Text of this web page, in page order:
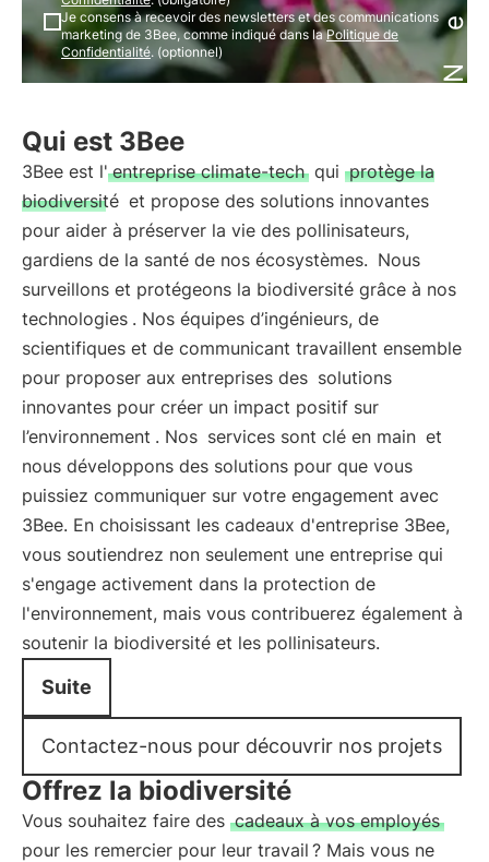
Je consens à recevoir des newsletters et des communications
marketing de 3Bee, comme indiqué dans laPolitique de
Confidentialité. (optionnel)
Qui est 3Bee
3Bee est l' entreprise climate-tech qui protège la
biodiversité et propose des solutions innovantes
pour aider à préserver la vie des pollinisateurs,
gardiens de la santé de nos écosystèmes. Nous
surveillons et protégeons la biodiversité grâce à nos
technologies . Nos équipes d’ingénieurs, de
scientifiques et de communicant travaillent ensemble
pour proposer aux entreprises des solutions
innovantes pour créer un impact positif sur
l’environnement . Nos services sont clé en main et
nous développons des solutions pour que vous
puissiez communiquer sur votre engagement avec
3Bee. En choisissant les cadeaux d'entreprise 3Bee,
vous soutiendrez non seulement une entreprise qui
s'engage activement dans la protection de
l'environnement, mais vous contribuerez également à
soutenir la biodiversité et les pollinisateurs.
Suite
Contactez-nous pour découvrir nos projets
Offrez la biodiversité
Vous souhaitez faire des cadeaux à vos employés
pour les remercier pour leur travail ? Mais vous ne